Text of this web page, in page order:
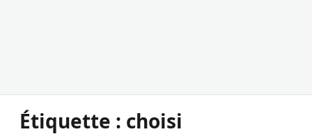
Étiquette : choisi